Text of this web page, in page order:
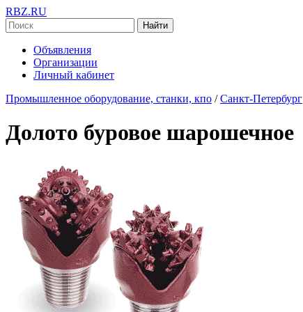
RBZ.RU
Найти
Объявления
Организации
Личный кабинет
Промышленное оборудование, станки, кпо / Санкт-Петербург
Долото буровое шарошечное